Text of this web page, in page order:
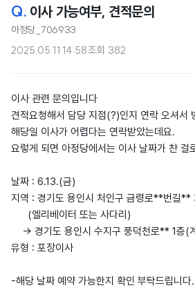
Q. 이사 가능여부, 견적문의
아정당_706933
2025.05.11 14:58조회 382
이사 관련 문의입니다
견적요청해서 담당 지점(?)인지 연락 오셔서
해당일 이사가 어렵다는 연락받았는데요.
요렇게 되면 아정당에서는 이사 날짜가 찬 걸
날짜 : 6.13.(금)
지역 : 경기도 용인시 처인구 금령로**번길**
(엘리베이터 또는 사다리)
-> 경기도 용인시 수지구 풍덕천로** 1층(
유형 : 포장이사
-해당 날짜 예약 가능한지 확인 부탁드립니다.